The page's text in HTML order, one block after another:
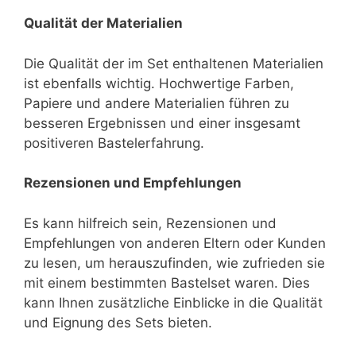
Qualität der Materialien
Die Qualität der im Set enthaltenen Materialien
ist ebenfalls wichtig. Hochwertige Farben,
Papiere und andere Materialien führen zu
besseren Ergebnissen und einer insgesamt
positiveren Bastelerfahrung.
Rezensionen und Empfehlungen
Es kann hilfreich sein, Rezensionen und
Empfehlungen von anderen Eltern oder Kunden
zu lesen, um herauszufinden, wie zufrieden sie
mit einem bestimmten Bastelset waren. Dies
kann Ihnen zusätzliche Einblicke in die Qualität
und Eignung des Sets bieten.